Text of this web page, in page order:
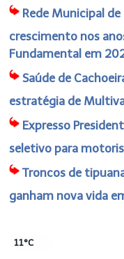
Rede Municipal
crescimento nos
Fundamental em
Saúde de
estratégia de
Expresso
seletivo para
Troncos de
ganham nova vida
11°C